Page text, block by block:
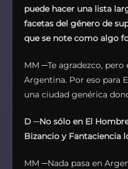
puede hacer una lista
facetas del género de
que se note como algo
MM ─Te agradezco,
Argentina. Por eso para
una ciudad genérica
D ─No sólo en El
Bizancio y Fantaciencia
MM ─Nada pasa en